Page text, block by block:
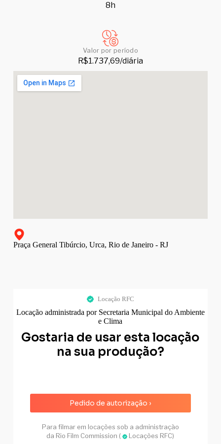
8h
Valor por período
R$1.737,69/diária
Praça General Tibúrcio, Urca, Rio de Janeiro - RJ
Locação RFC
Locação administrada por Secretaria Municipal do Ambiente
e Clima
Gostaria de usar esta locação
na sua produção?
Pedido de autorização ›
Para filmar em locações sob a administração
da Rio Film Commission (
Locações RFC)